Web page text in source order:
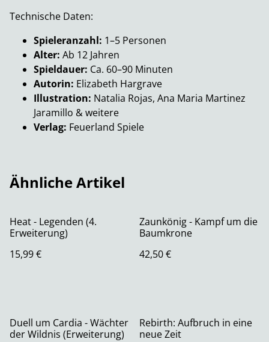
Technische Daten:
Spieleranzahl: 1–5 Personen
Alter: Ab 12 Jahren
Spieldauer: Ca. 60–90 Minuten
Autorin: Elizabeth Hargrave
Illustration: Natalia Rojas, Ana Maria Martinez
Jaramillo & weitere
Verlag: Feuerland Spiele
Ähnliche Artikel
Heat - Legenden (4.
Erweiterung)
15,99 €
Zaunkönig - Kampf um die
Baumkrone
42,50 €
Duell um Cardia - Wächter
der Wildnis (Erweiterung)
Rebirth: Aufbruch in eine
neue Zeit